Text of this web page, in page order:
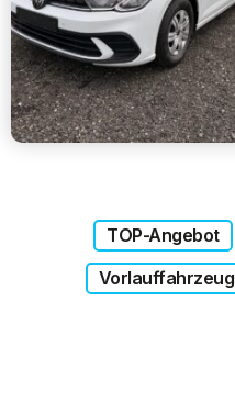
TOP-Angebot
Vorlauffahrzeug